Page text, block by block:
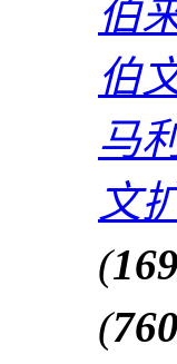
伯
伯
马
文
(
(